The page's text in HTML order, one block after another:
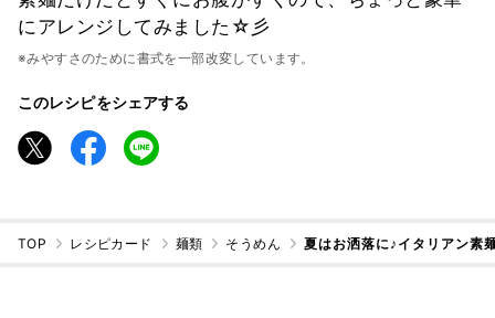
にアレンジしてみました☆彡
※みやすさのために書式を一部改変しています。
このレシピをシェアする
TOP レシピカード 麺類 そうめん 夏はお洒落に♪イタリアン素